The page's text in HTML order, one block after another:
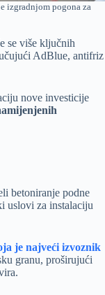
izgradnjom pogona za
se više ključnih
AdBlue, antifriz
nove investicije
betoniranje podne
uslovi za instalaciju
je najveći izvoznik
granu, proširujući